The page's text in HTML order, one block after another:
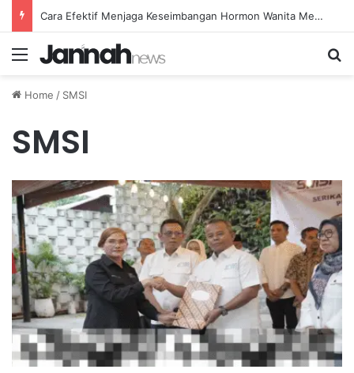
Cara Efektif Menjaga Keseimbangan Hormon Wanita Menjelang Menopause
Menu
Home / SMSI
SMSI